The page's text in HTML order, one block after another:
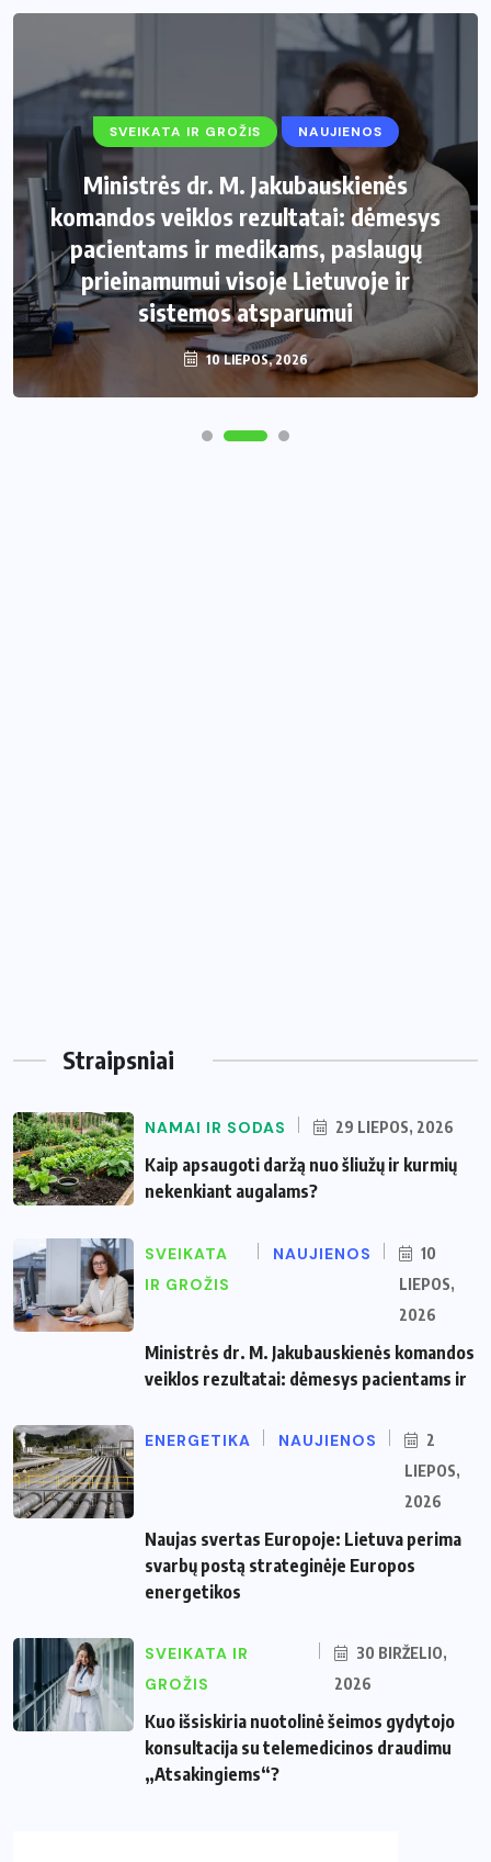
SVEIKATA IR GROŽIS NAUJIENOS
Ministrės dr. M. Jakubauskienės
komandos veiklos rezultatai: dėmesys
pacientams ir medikams, paslaugų
prieinamumui visoje Lietuvoje ir
sistemos atsparumui
10 LIEPOS, 2026
Straipsniai
NAMAI IR SODAS 29 LIEPOS, 2026
Kaip apsaugoti daržą nuo šliužų ir kurmių
nekenkiant augalams?
SVEIKATA
IR GROŽIS
NAUJIENOS
10
LIEPOS,
2026
Ministrės dr. M. Jakubauskienės komandos
veiklos rezultatai: dėmesys pacientams ir
ENERGETIKA NAUJIENOS
2
LIEPOS,
2026
Naujas svertas Europoje: Lietuva perima
svarbų postą strateginėje Europos
energetikos
SVEIKATA IR
GROŽIS
30 BIRŽELIO,
2026
Kuo išsiskiria nuotolinė šeimos gydytojo
konsultacija su telemedicinos draudimu
„Atsakingiems“?